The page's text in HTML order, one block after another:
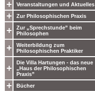
Veranstaltungen und Aktuelles
Zur Philosophischen Praxis
Zur „Sprechstunde” beim
Philosophen
Weiterbildung zum
Philosophischen Praktiker
Die Villa Hartungen - das neue
„Haus der Philosophischen
Praxis”
Bücher